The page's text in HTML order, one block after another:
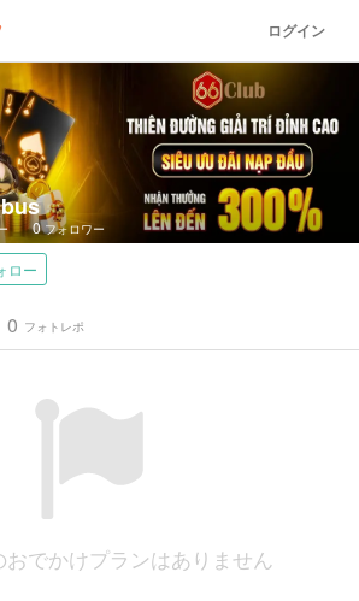
ログイン
0フォロワー
ロー
フォトレポ
0
おでかけプランはありません